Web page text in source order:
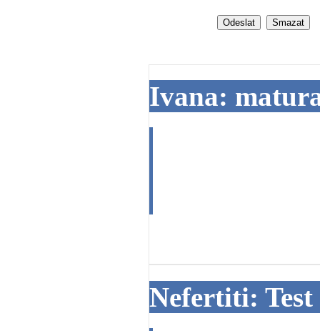
Ivana:
Nefertiti: